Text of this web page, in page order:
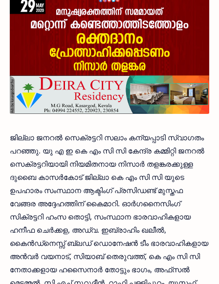
ജില്ലാ ജനറല്‍ സെക്രട്ടറി സലാം കന്യപ്പാടി സ്വാഗതം
പറഞ്ഞു. യു എ ഇ കെ എം സി സി കേന്ദ്ര കമ്മിറ്റി ജനറല്‍
സെക്രട്ടറിയായി നിയമിതനായ നിസാര്‍ തളങ്കരക്കുള്ള
ദുബൈ കാസര്‍കോട് ജില്ലാ കെ എം സി സി യുടെ
ഉപഹാരം സംസ്ഥാന ആക്ടിംഗ് പ്രസിഡണ്ട് മുസ്തഫ
വേങ്ങര അദ്ദേഹത്തിന് കൈമാറി. ഓര്‍ഗനൈസിംഗ്
സിക്രട്ടറി ഹംസ തൊട്ടി, സംസ്ഥാന ഭാരവാഹികളായ
ഹനീഫ ചെര്‍ക്കള, അഡ്വ. ഇബ്രാഹിം ഖലീല്‍,
കൈന്‍ഡ്‌നെസ്സ് ബ്ലഡ് ഡൊനേഷന്‍ ടീം ഭാരവാഹികളായ
അന്‍വര്‍ വയനാട്, സിയാബ് തെരുവത്ത്, കെ എം സി സി
നേതാക്കളായ ഹസൈനാര്‍ തോട്ടും ഭാഗം, അഫ്‌സല്‍